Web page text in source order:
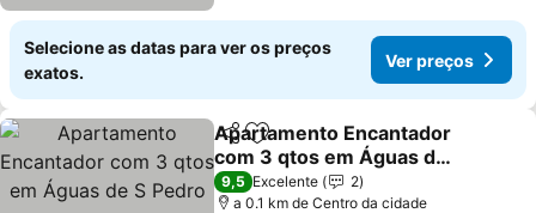
Selecione as datas para ver os preços
exatos.
Ver preços
PartilharAdicionar aos favoritos
Apartamento Encantador
com 3 qtos em Águas de
S Pedro
Ver preços
9,5 Excelente
2
a 0.1 km de Centro da cidade